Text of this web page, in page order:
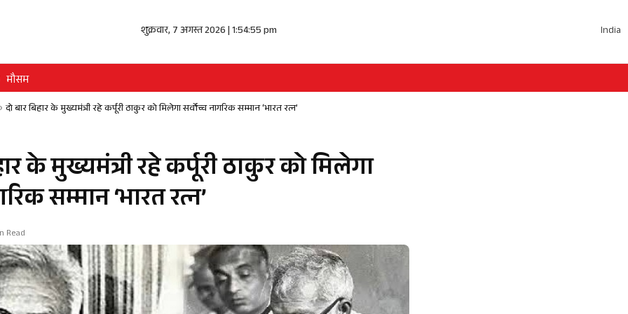
शुक्रवार, 7 अगस्त 2026 | 1:54:55 pm India
मौसम
दो बार बिहार के मुख्यमंत्री रहे कर्पूरी ठाकुर को मिलेगा सर्वोच्च नागरिक सम्मान ‘भारत रत्न’
के मुख्यमंत्री रहे कर्पूरी ठाकुर को मिलेगा
सम्मान ‘भारत रत्न’
Read